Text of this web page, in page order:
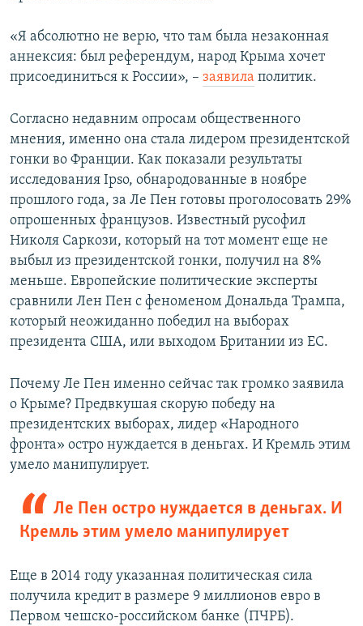
«Я абсолютно не верю, что там была незаконная
аннексия: был референдум, народ Крыма хочет
присоединиться к России», – заявила политик.
Согласно недавним опросам общественного
мнения, именно она стала лидером президентской
гонки во Франции. Как показали результаты
исследования Іpso, обнародованные в ноябре
прошлого года, за Ле Пен готовы проголосовать 29%
опрошенных французов. Известный русофил
Николя Саркози, который на тот момент еще не
выбыл из президентской гонки, получил на 8%
меньше. Европейские политические эксперты
сравнили Лен Пен с феноменом Дональда Трампа,
который неожиданно победил на выборах
президента США, или выходом Британии из ЕС.
Почему Ле Пен именно сейчас так громко заявила
о Крыме? Предвкушая скорую победу на
президентских выборах, лидер «Народного
фронта» остро нуждается в деньгах. И Кремль этим
умело манипулирует.
Ле Пен остро нуждается в деньгах. И
Кремль этим умело манипулирует
Еще в 2014 году указанная политическая сила
получила кредит в размере 9 миллионов евро в
Первом чешско-российском банке (ПЧРБ).